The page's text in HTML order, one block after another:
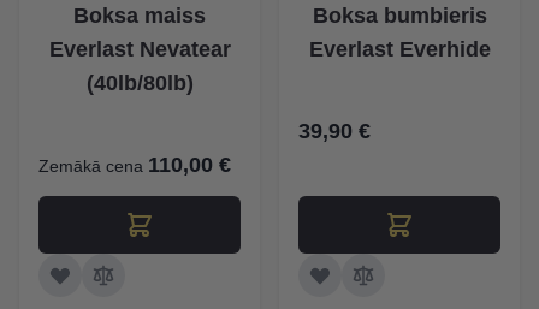
Boksa maiss
Everlast Nevatear
(40lb/80lb)
Zemākā cena 110,00 €
Boksa bumbieris
Everlast Everhide
39,90 €